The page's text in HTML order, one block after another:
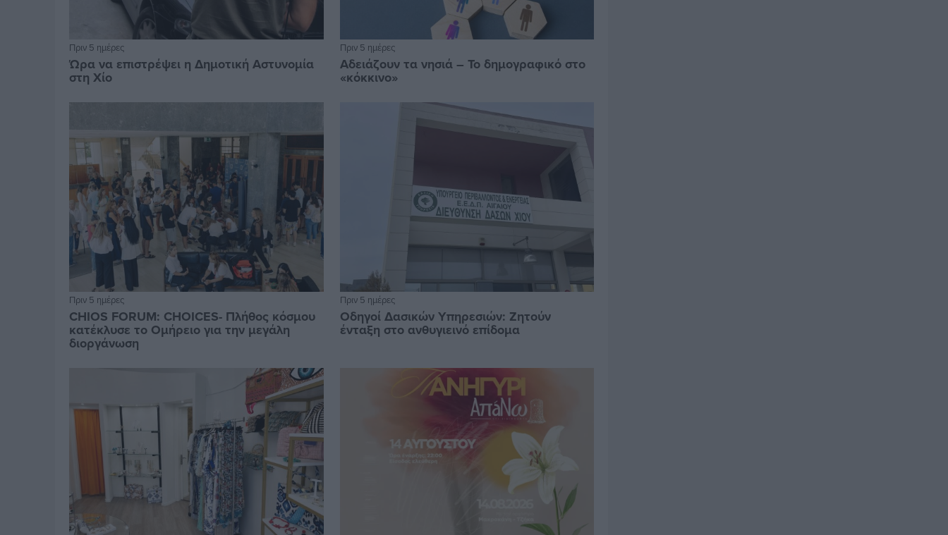
Πριν 5 ημέρες
Ώρα να επιστρέψει η Δημοτική Αστυνομία
στη Χίο
Πριν 5 ημέρες
Αδειάζουν τα νησιά – Το δημογραφικό στο
«κόκκινο»
Πριν 5 ημέρες
CHIOS FORUM: CHOICES- Πλήθος κόσμου
κατέκλυσε το Ομήρειο για την μεγάλη
διοργάνωση
Πριν 5 ημέρες
Οδηγοί Δασικών Υπηρεσιών: Ζητούν
ένταξη στο ανθυγιεινό επίδομα